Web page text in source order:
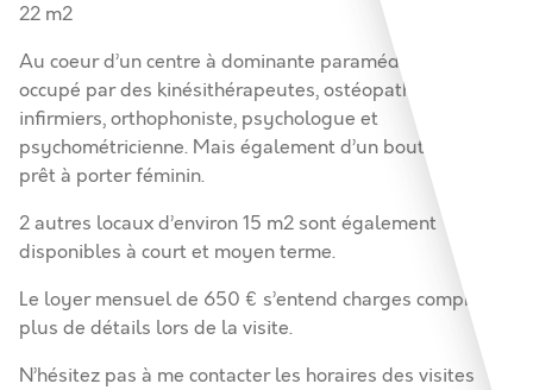
22 m2
Au coeur d’un centre à dominante paramédicale, déjà
occupé par des kinésithérapeutes, ostéopathe,
infirmiers, orthophoniste, psychologue et
psychométricienne. Mais également d’un boutique de
prêt à porter féminin.
2 autres locaux d’environ 15 m2 sont également
disponibles à court et moyen terme.
Le loyer mensuel de 650 € s’entend charges comprises
plus de détails lors de la visite.
N’hésitez pas à me contacter les horaires des visites